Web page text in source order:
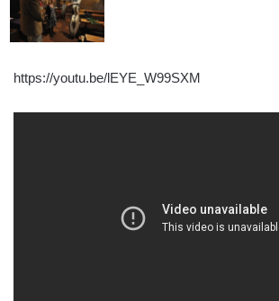
https://youtu.be/lEYE_W99SXM